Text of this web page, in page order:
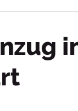
Jahn-Turnfest